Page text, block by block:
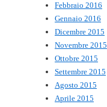
Febbraio 2016
Gennaio 2016
Dicembre 2015
Novembre 2015
Ottobre 2015
Settembre 2015
Agosto 2015
Aprile 2015